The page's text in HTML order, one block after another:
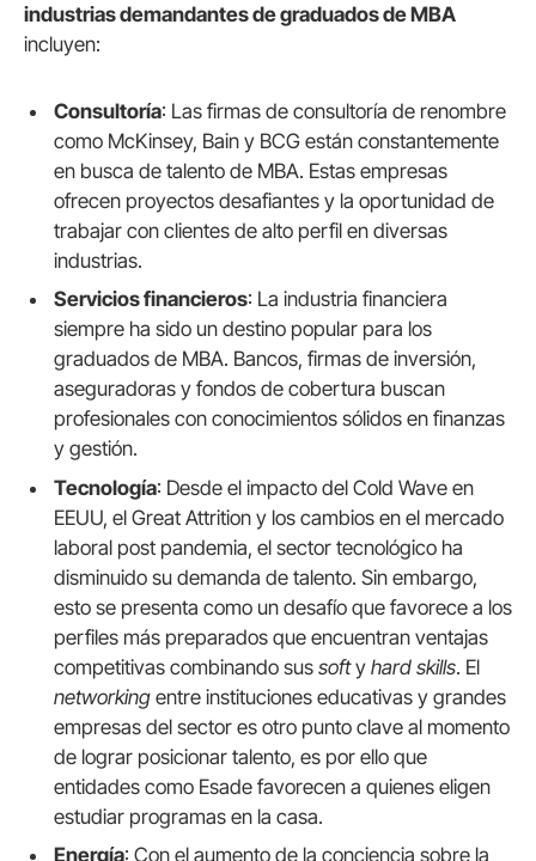
industrias demandantes de graduados de MBA
incluyen:
Consultoría: Las firmas de consultoría de renombre
como McKinsey, Bain y BCG están constantemente
en busca de talento de MBA. Estas empresas
ofrecen proyectos desafiantes y la oportunidad de
trabajar con clientes de alto perfil en diversas
industrias.
Servicios financieros: La industria financiera
siempre ha sido un destino popular para los
graduados de MBA. Bancos, firmas de inversión,
aseguradoras y fondos de cobertura buscan
profesionales con conocimientos sólidos en finanzas
y gestión.
Tecnología: Desde el impacto del Cold Wave en
EEUU, el Great Attrition y los cambios en el mercado
laboral post pandemia, el sector tecnológico ha
disminuido su demanda de talento. Sin embargo,
esto se presenta como un desafío que favorece a los
perfiles más preparados que encuentran ventajas
competitivas combinando sus softy hard skills. El
networking entre instituciones educativas y grandes
empresas del sector es otro punto clave al momento
de lograr posicionar talento, es por ello que
entidades como Esade favorecen a quienes eligen
estudiar programas en la casa.
Energía: Con el aumento de la conciencia sobre la